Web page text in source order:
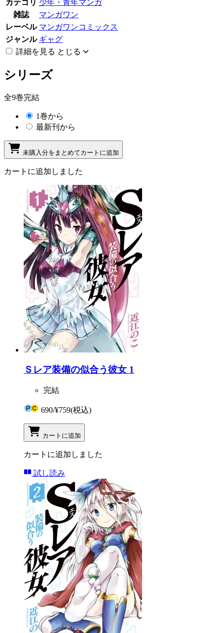
カテゴリ 少年・青年マンガ
雑誌
マンガワン
レーベル マンガワンコミックス
ジャンル ギャグ
詳細を見る とじる
シリーズ
全9巻完結
1巻から
最新刊から
未購入分をまとめてカートに追加
カートに追加しました
Ｓレア装備の似合う彼女 1
完結
690/¥759(税込)
カートに追加
カートに追加しました
試し読み